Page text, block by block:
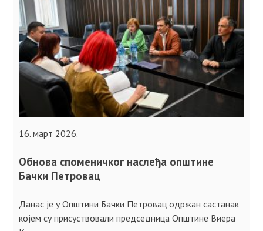
16. март 2026.
Обнова споменичког наслеђа општине
Бачки Петровац
Данас је у Општини Бачки Петровац одржан састанак
којем су присуствовали председница Општине Виера